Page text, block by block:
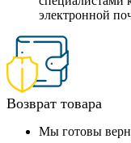
электронной
Возврат товара
Мы готовы